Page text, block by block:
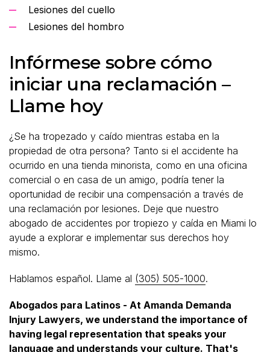
Lesiones del cuello
Lesiones del hombro
Infórmese sobre cómo
iniciar una reclamación –
Llame hoy
¿Se ha tropezado y caído mientras estaba en la
propiedad de otra persona? Tanto si el accidente ha
ocurrido en una tienda minorista, como en una oficina
comercial o en casa de un amigo, podría tener la
oportunidad de recibir una compensación a través de
una reclamación por lesiones. Deje que nuestro
abogado de accidentes por tropiezo y caída en Miami lo
ayude a explorar e implementar sus derechos hoy
mismo.
Hablamos español. Llame al (305) 505-1000.
Abogados para Latinos - At Amanda Demanda
Injury Lawyers, we understand the importance of
having legal representation that speaks your
language and understands your culture. That's